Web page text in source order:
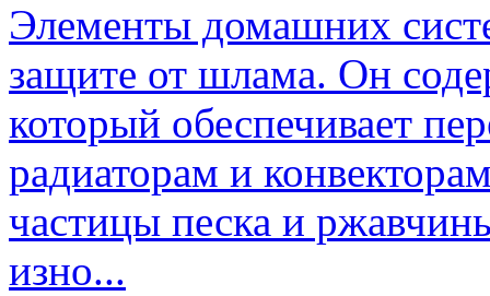
Элементы домашних
защите от шлама. Он
который обеспечивает
радиаторам и
частицы песка и
изно...